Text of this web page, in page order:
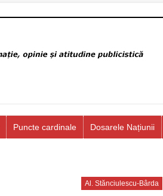
Puncte cardinale Dosarele Națiunii
Al. Stănciulescu-Bârda